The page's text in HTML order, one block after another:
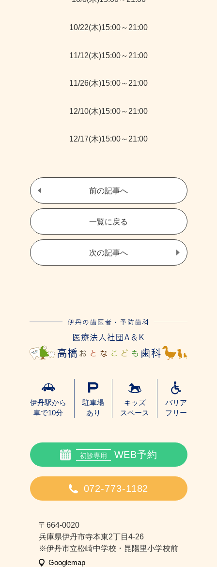
10/22(木)15:00～21:00
11/12(木)15:00～21:00
11/26(木)15:00～21:00
12/10(木)15:00～21:00
12/17(木)15:00～21:00
前の記事へ
一覧に戻る
次の記事へ
伊丹駅から
車で10分
駐車場
あり
キッズ
スペース
バリア
フリー
初診専用 WEB予約
072-773-1182
〒664-0020
兵庫県伊丹市寺本東2丁目4-26
※伊丹市立松崎中学校・昆陽里小学校前
Googlemap